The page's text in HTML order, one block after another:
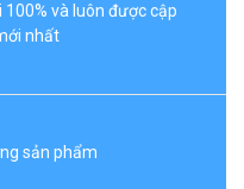
và luôn được cập
nhất
sản phẩm